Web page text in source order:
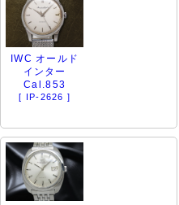
IWC オールド
インター
Cal.853
[ IP-2626 ]